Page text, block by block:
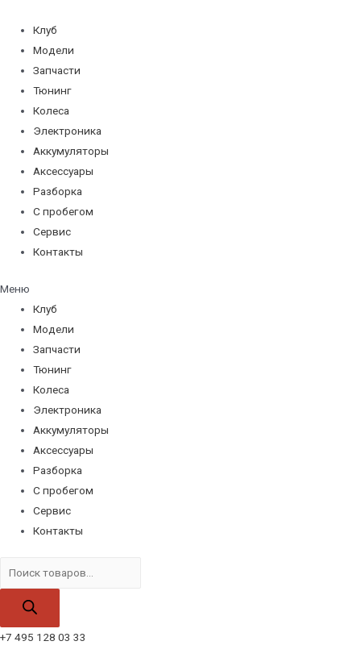
содержимому
Клуб
Модели
Запчасти
Тюнинг
Колеса
Электроника
Аккумуляторы
Аксессуары
Разборка
С пробегом
Сервис
Контакты
Меню
Клуб
Модели
Запчасти
Тюнинг
Колеса
Электроника
Аккумуляторы
Аксессуары
Разборка
С пробегом
Сервис
Контакты
товаров
+7 495 128 03 33